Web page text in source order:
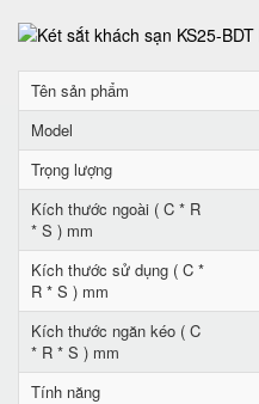
Tên sản phẩm
Model
Trọng lượng
Kích thước ngoài ( C * R
* S ) mm
Kích thước sử dụng ( C *
R * S ) mm
Kích thước ngăn kéo ( C
* R * S ) mm
Tính năng